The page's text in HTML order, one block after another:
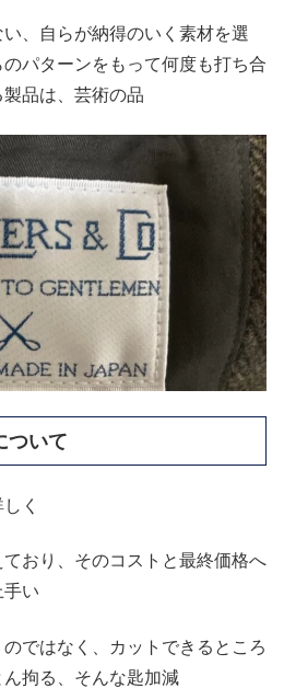
、自らが納得のいく素材を選
パターンをもって何度も打ち合
品は、芸術の品
ついて
く
おり、そのコストと最終価格へ
い
ではなく、カットできるところ
拘る、そんな匙加減